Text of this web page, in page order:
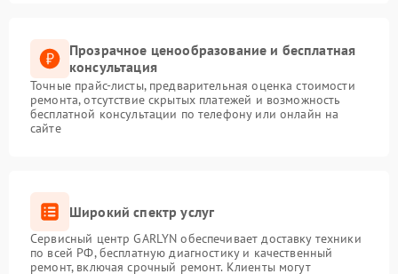
Прозрачное ценообразование и бесплатная
консультация
Точные прайс-листы, предварительная оценка стоимости
ремонта, отсутствие скрытых платежей и возможность
бесплатной консультации по телефону или онлайн на
сайте
Широкий спектр услуг
Сервисный центр GARLYN обеспечивает доставку техники
по всей РФ, бесплатную диагностику и качественный
ремонт, включая срочный ремонт. Клиенты могут